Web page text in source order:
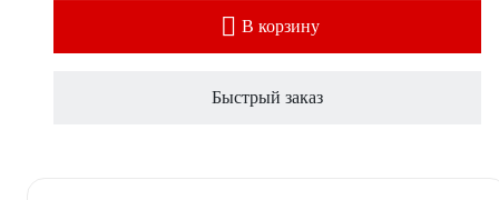
В корзину
Быстрый заказ